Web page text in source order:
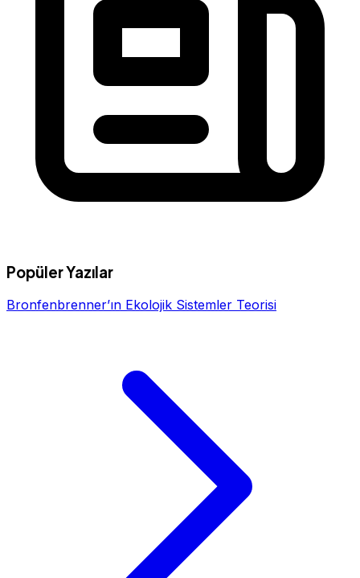
Popüler Yazılar
Bronfenbrenner’ın Ekolojik Sistemler Teorisi